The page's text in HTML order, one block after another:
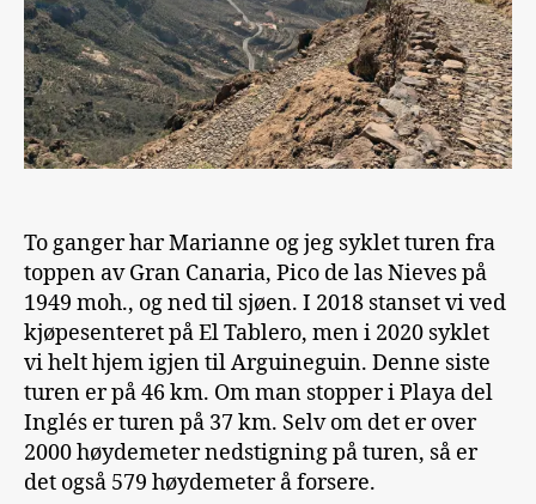
To ganger har Marianne og jeg syklet turen fra
toppen av Gran Canaria, Pico de las Nieves på
1949 moh., og ned til sjøen. I 2018 stanset vi ved
kjøpesenteret på El Tablero, men i 2020 syklet
vi helt hjem igjen til Arguineguin. Denne siste
turen er på 46 km. Om man stopper i Playa del
Inglés er turen på 37 km. Selv om det er over
2000 høydemeter nedstigning på turen, så er
det også 579 høydemeter å forsere.